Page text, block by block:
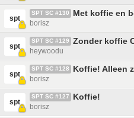
spt
SPT SC #130 Met koffie en
borisz
spt
SPT SC #129 Zonder koffie
heywoodu
spt
SPT SC #128 Koffie! Alleen
borisz
spt
SPT SC #127 Koffie!
borisz